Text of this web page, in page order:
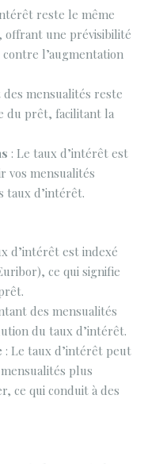
reste le même
une prévisibilité
l’augmentation
des mensualités reste
du prêt, facilitant la
: Le taux d’intérêt est
vos mensualités
taux d’intérêt.
d’intérêt est indexé
ce qui signifie
des mensualités
du taux d’intérêt.
: Le taux d’intérêt peut
plus
ce qui conduit à des